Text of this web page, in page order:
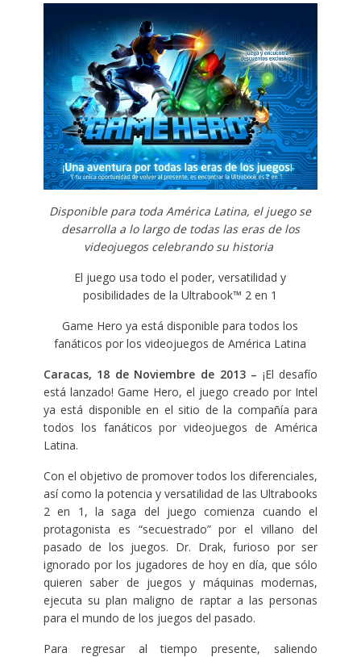
Disponible para toda América Latina, el juego se
desarrolla a lo largo de todas las eras de los
videojuegos celebrando su historia
El juego usa todo el poder, versatilidad y
posibilidades de la Ultrabook™ 2 en 1
Game Hero ya está disponible para todos los
fanáticos por los videojuegos de América Latina
Caracas, 18 de Noviembre de 2013 – ¡El desafío
está lanzado! Game Hero, el juego creado por Intel
ya está disponible en el sitio de la compañía para
todos los fanáticos por videojuegos de América
Latina.
Con el objetivo de promover todos los diferenciales,
así como la potencia y versatilidad de las Ultrabooks
2 en 1, la saga del juego comienza cuando el
protagonista es “secuestrado” por el villano del
pasado de los juegos. Dr. Drak, furioso por ser
ignorado por los jugadores de hoy en día, que sólo
quieren saber de juegos y máquinas modernas,
ejecuta su plan maligno de raptar a las personas
para el mundo de los juegos del pasado.
Para regresar al tiempo presente, saliendo